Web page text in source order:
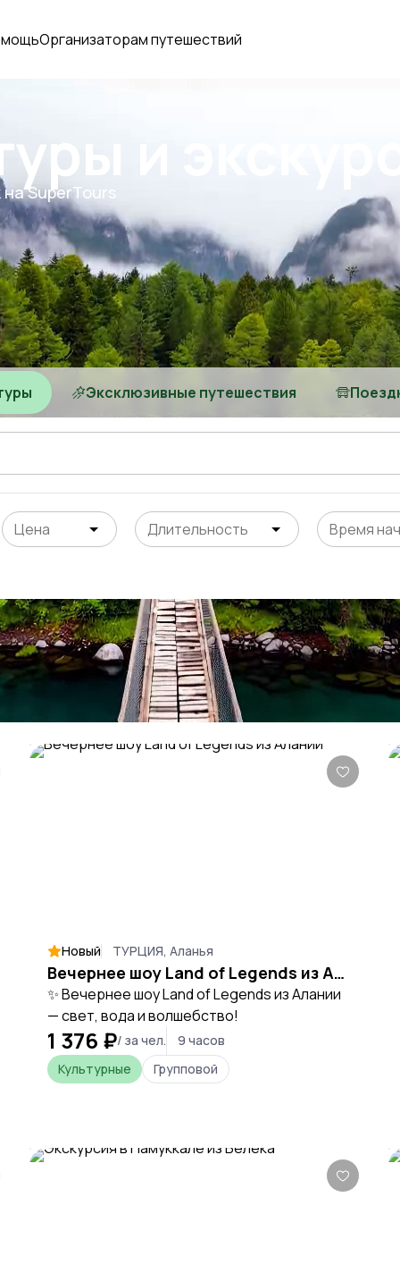
Организаторам путешествий
и
на SuperTours
Эксклюзивные путешествия
Цена Длительность Время
Новый ТУРЦИЯ, Аланья
Вечернее шоу Land of Legends из Алании
✨ Вечернее шоу Land of Legends из Алании
— свет, вода и волшебство!
1 376 ₽/ за чел.
9 часов
Культурные
Групповой